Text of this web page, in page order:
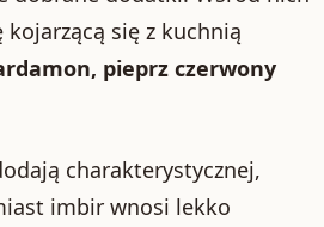
kojarzącą się z kuchnią
pieprz czerwony
charakterystycznej,
imbir wnosi lekko